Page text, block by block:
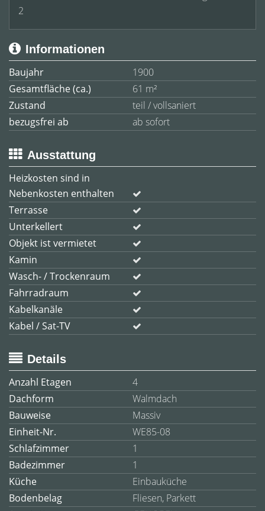
2
Informationen
Baujahr
1900
Gesamtfläche (ca.)
61 m²
Zustand
teil / vollsaniert
bezugsfrei ab
ab sofort
Ausstattung
Heizkosten sind in
Nebenkosten enthalten
Terrasse
Unterkellert
Objekt ist vermietet
Kamin
Wasch- / Trockenraum
Fahrradraum
Kabelkanäle
Kabel / Sat-TV
Details
Anzahl Etagen
4
Dachform
Walmdach
Bauweise
Massiv
Einheit-Nr.
WE85-08
Schlafzimmer
1
Badezimmer
1
Küche
Einbauküche
Bodenbelag
Fliesen, Parkett